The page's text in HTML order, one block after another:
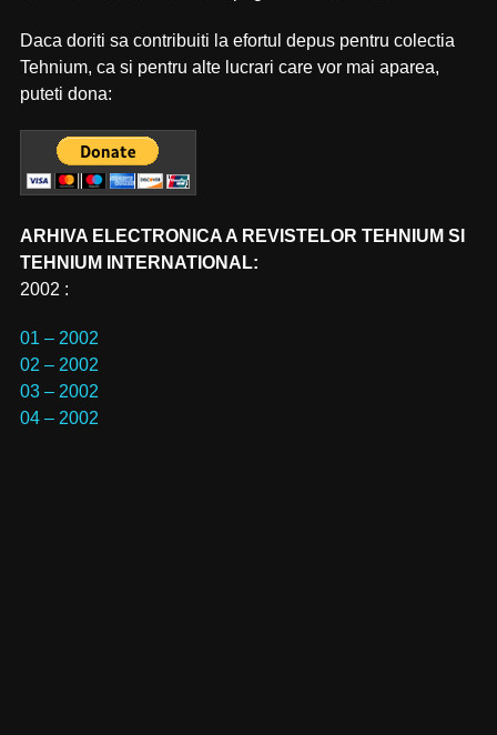
Daca doriti sa contribuiti la efortul depus pentru colectia
Tehnium, ca si pentru alte lucrari care vor mai aparea,
puteti dona:
ARHIVA ELECTRONICA A REVISTELOR TEHNIUM SI
TEHNIUM INTERNATIONAL:
2002 :
01 – 2002
02 – 2002
03 – 2002
04 – 2002